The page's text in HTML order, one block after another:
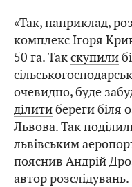
«Так, наприклад,
комплекс Ігоря
50 га. Такскупили
очевидно, буде
ділитибереги біля
Львова. Так
львівським
пояснив Андрій
автор розслідувань.